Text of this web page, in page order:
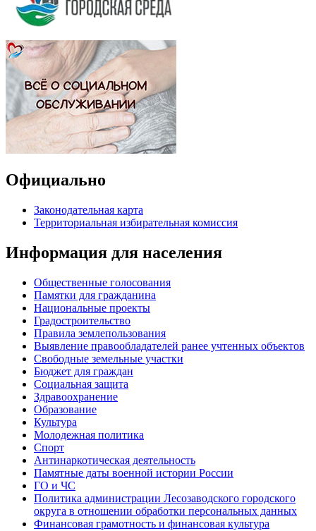
Официально
Законодательная карта
Территориальная избирательная комиссия
Информация для населения
Общественные голосования
Памятки для гражданина
Национальные проекты
Градостроительство
Правила землепользования
Выявление правообладателей ранее учтенных объектов
Свободные земельные участки
Бюджет для граждан
Социальная защита
Здравоохранение
Образование
Культура
Молодежная политика
Спорт
Антинаркотическая деятельность
Памятные даты военной истории России
ГО и ЧС
Политика администрации Лесозаводского городского
округа в отношении обработки персональных данных
Финансовая грамотность и финансовая культура